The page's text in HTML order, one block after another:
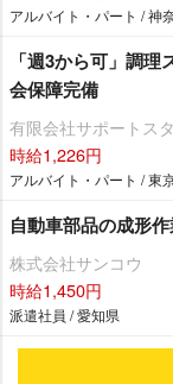
アルバイト・パート / 神
「週3から可」調
会保障完備
有限会社サポートス
時給1,226円
アルバイト・パート / 東
自動車部品の成形
株式会社サンコウ
時給1,450円
派遣社員 / 愛知県